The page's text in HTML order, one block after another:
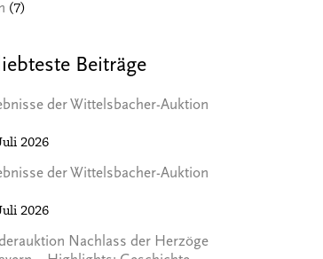
(7)
Beiträge
der Wittelsbacher-Auktion
2026
der Wittelsbacher-Auktion
2026
Nachlass der Herzöge